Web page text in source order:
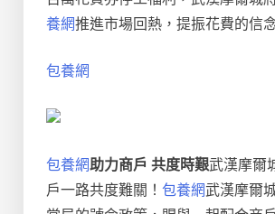
養網推進市場回熱，提振花費的信
包養網
包養網助力商戶 共度時艱武漢摩爾
戶一路共度難關！ 包養網武漢摩爾